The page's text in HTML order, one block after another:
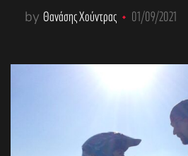
by Θανάσης Χούντρας 01/09/2021